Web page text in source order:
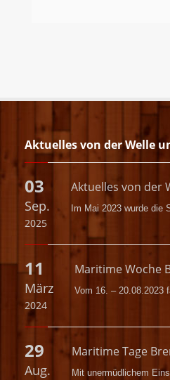
Aktuelles von der Welle
03
Sep.
2025
Aktuelles von der
Im Mai 2023 wurde die
11
März
2024
Maritime Woche
Vom 16. – 20.08.2023
29
Aug.
Maritime Tage
Mit unermüdlichem